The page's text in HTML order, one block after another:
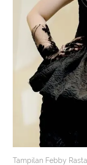
Tampilan Febby